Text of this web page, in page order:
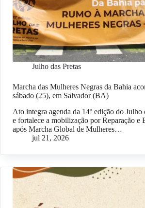
Julho das Pretas
Marcha das Mulheres Negras da Bahia
sábado (25), em Salvador (BA)
Ato integra agenda da 14º edição do Julho
e fortalece a mobilização por Reparação e
após Marcha Global de Mulheres…
jul 21, 2026